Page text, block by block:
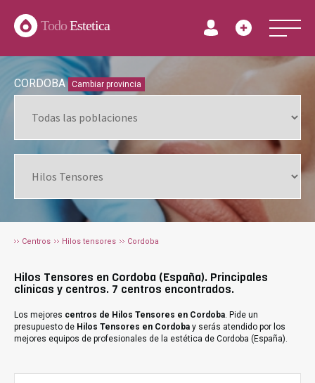
TodoEstetica
CORDOBA Cambiar provincia
Centros Hilos tensores Cordoba
Hilos Tensores en Cordoba (España). Principales
clínicas y centros. 7 centros encontrados.
Los mejores centros de Hilos Tensores en Cordoba. Pide un
presupuesto de Hilos Tensores en Cordoba y serás atendido por los
mejores equipos de profesionales de la estética de Cordoba (España).